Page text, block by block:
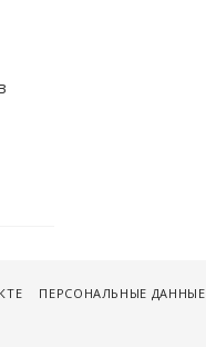
ПЕРСОНАЛЬНЫЕ ДАННЫЕ